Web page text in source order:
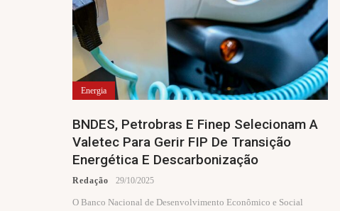
Energia
BNDES, Petrobras E Finep Selecionam A
Valetec Para Gerir FIP De Transição
Energética E Descarbonização
Redação 29/10/2025
O Banco Nacional de Desenvolvimento Econômico e Social